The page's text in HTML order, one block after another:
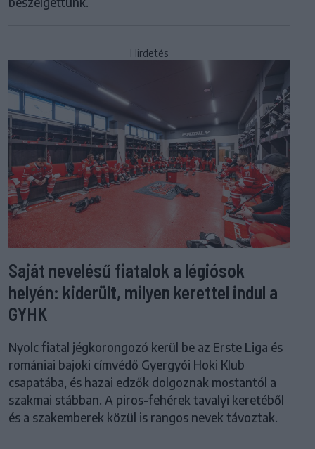
Hirdetés
Saját nevelésű fiatalok a légiósok
helyén: kiderült, milyen kerettel indul a
GYHK
Nyolc fiatal jégkorongozó kerül be az Erste Liga és
romániai bajoki címvédő Gyergyói Hoki Klub
csapatába, és hazai edzők dolgoznak mostantól a
szakmai stábban. A piros-fehérek tavalyi keretéből
és a szakemberek közül is rangos nevek távoztak.